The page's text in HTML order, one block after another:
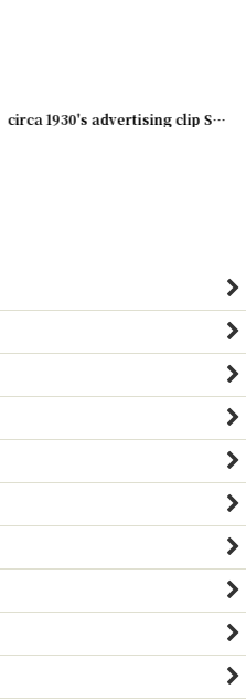
[231003-06] circa 1930's advertising clip SUNSHINE BISCUIT